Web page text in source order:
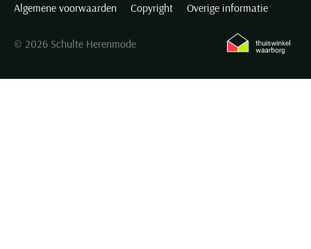
Algemene voorwaarden
Copyright Overige informatie
© 2026 Schulte Herenmode